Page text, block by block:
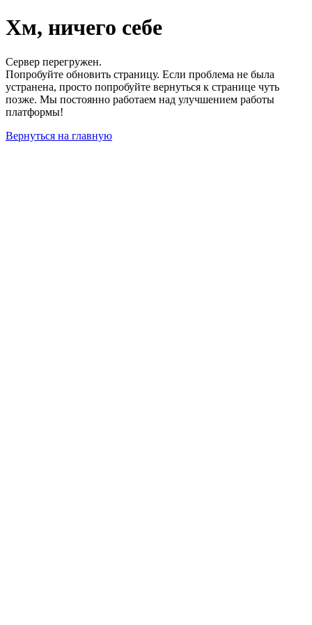
Хм, ничего себе
Сервер перегружен.
Попробуйте обновить страницу. Если проблема не была
устранена, просто попробуйте вернуться к странице чуть
позже. Мы постоянно работаем над улучшением работы
платформы!
Вернуться на главную